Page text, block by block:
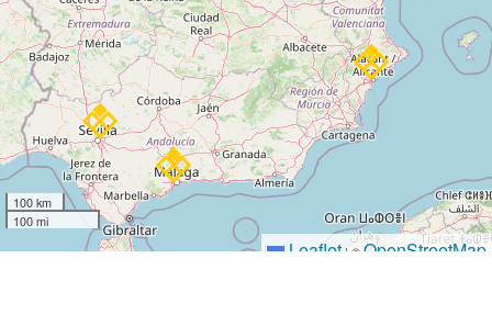
100 km
100 mi
Leaflet | ©OpenStreetMap